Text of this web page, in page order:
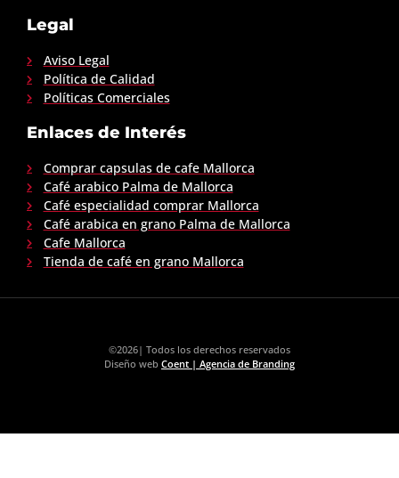
Legal
Aviso Legal
Política de Calidad
Políticas Comerciales
Enlaces de Interés
Comprar capsulas de cafe Mallorca
Café arabico Palma de Mallorca
Café especialidad comprar Mallorca
Café arabica en grano Palma de Mallorca
Cafe Mallorca
Tienda de café en grano Mallorca
©2026| Todos los derechos reservados
Diseño web Coent | Agencia de Branding